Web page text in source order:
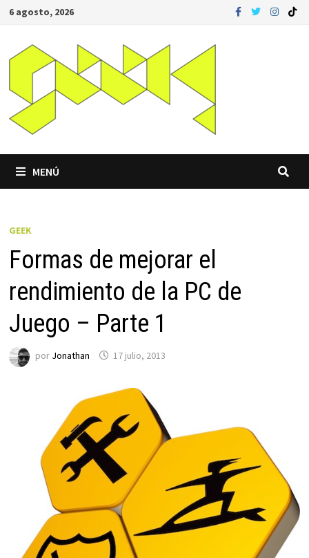
Saltar
contenido
6 agosto, 2026
MENÚ
GEEK
Formas de mejorar el
rendimiento de la PC de
Juego – Parte 1
por Jonathan 17 julio, 2013